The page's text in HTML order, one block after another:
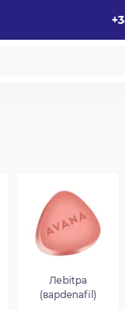
Леbitpa
(варdenafil)